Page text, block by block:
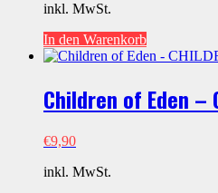
inkl. MwSt.
In den Warenkorb
Children of Eden –
€9,90
inkl. MwSt.